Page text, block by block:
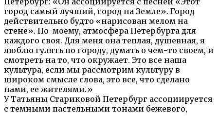
город самый лучший, город на Земле». Город
действительно будто «нарисован мелом на
стене». По-моему, атмосфера Петербурга для
каждого своя. Для меня она теплая, душевная, я
люблю гулять по городу, думать о чем-то своем, и
смотреть на то, что окружает. Это все наша
культура, если мы рассмотрим культуру в
широком смысле слова, это все, что сделано
нами, ее жителями.»
У Татьяны Стариковой Петербург ассоциируется
с темными пастельными тонами бежевого,